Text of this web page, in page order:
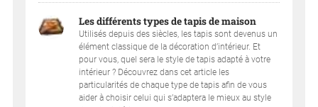
Les différents types de tapis de maison
Utilisés depuis des siècles, les tapis sont devenus un
élément classique de la décoration d’intérieur. Et
pour vous, quel sera le style de tapis adapté à votre
intérieur ? Découvrez dans cet article les
particularités de chaque type de tapis afin de vous
aider à choisir celui qui s’adaptera le mieux au style